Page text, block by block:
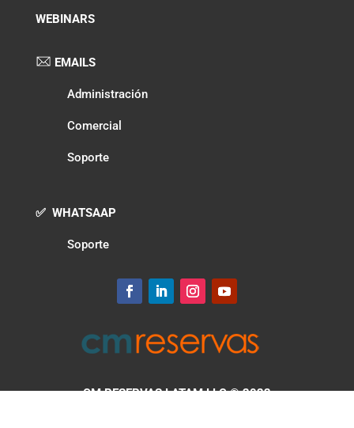
WEBINARS
EMAILS
Administración
Comercial
Soporte
✅ WHATSAAP
Soporte
CM RESERVAS LATAM LLC® 2022